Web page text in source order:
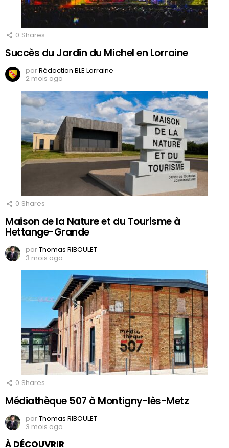
0 Shares
Succès du Jardin du Michel en Lorraine
parRédaction BLE Lorraine
2 mois ago
0 Shares
Maison de la Nature et du Tourisme à
Hettange-Grande
parThomas RIBOULET
3 mois ago
0 Shares
Médiathèque 507 à Montigny-lès-Metz
parThomas RIBOULET
3 mois ago
À DÉCOUVRIR